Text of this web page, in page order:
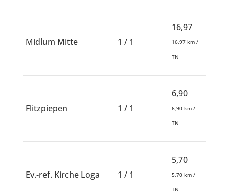
Midlum Mitte 1 / 1
16,97
16,97 km /
TN
Flitzpiepen 1 / 1
6,90
6,90 km /
TN
Ev.-ref. Kirche Loga 1 / 1
5,70
5,70 km /
TN